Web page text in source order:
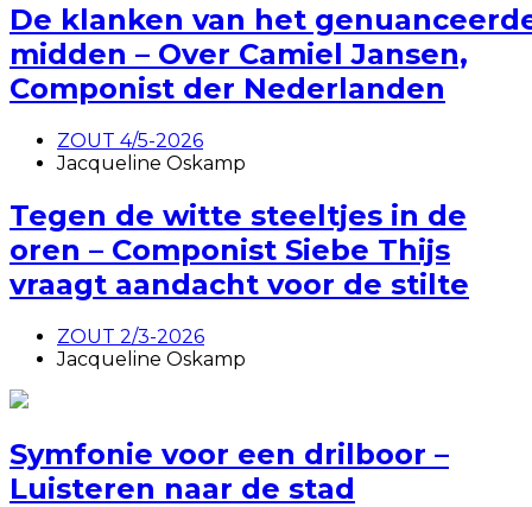
De klanken van het
midden – Over Camiel Jansen,
Componist der Nederlanden
ZOUT 4/5-2026
Jacqueline Oskamp
Tegen de witte steeltjes in de
oren – Componist Siebe Thijs
vraagt aandacht voor de stilte
ZOUT 2/3-2026
Jacqueline Oskamp
Symfonie voor een drilboor –
Luisteren naar de stad